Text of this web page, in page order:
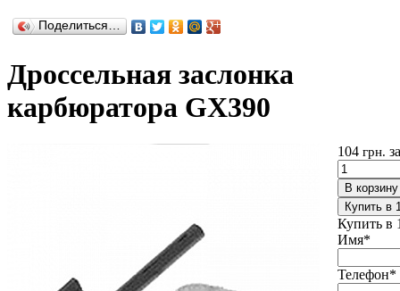
Поделиться…
Дроссельная заслонка
карбюратора GX390
104 грн.
В корзину
Купить в
Купить в
Имя*
Телефон*